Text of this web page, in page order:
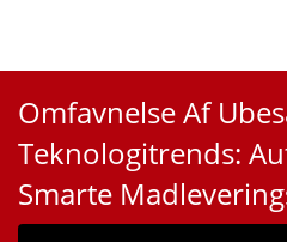
Omfavnelse Af
Teknologitrends:
Smarte